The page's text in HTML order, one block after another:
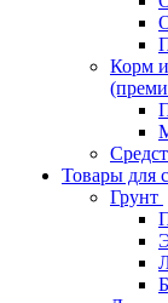
Корм
Товары для
Грунт